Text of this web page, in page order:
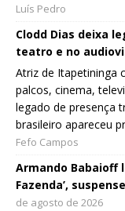
Luís Pedro
Clodd Dias deixa
teatro e no
Atriz de Itapetininga
palcos, cinema,
legado de presença
brasileiro apareceu
Fefo Campos
Armando Babaioff
Fazenda’,
de agosto de 2026